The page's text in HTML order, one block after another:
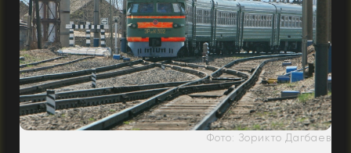
Фото: Зорикто Дагбаев